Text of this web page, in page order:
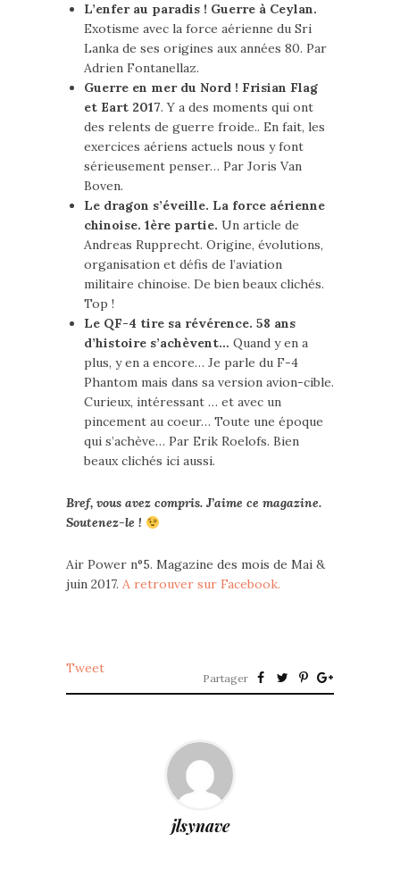
L’enfer au paradis ! Guerre à Ceylan.
Exotisme avec la force aérienne du Sri
Lanka de ses origines aux années 80. Par
Adrien Fontanellaz.
Guerre en mer du Nord ! Frisian Flag
et Eart 2017. Y a des moments qui ont
des relents de guerre froide.. En fait, les
exercices aériens actuels nous y font
sérieusement penser… Par Joris Van
Boven.
Le dragon s’éveille. La force aérienne
chinoise. 1ère partie. Un article de
Andreas Rupprecht. Origine, évolutions,
organisation et défis de l’aviation
militaire chinoise. De bien beaux clichés.
Top !
Le QF-4 tire sa révérence. 58 ans
d’histoire s’achèvent… Quand y en a
plus, y en a encore… Je parle du F-4
Phantom mais dans sa version avion-cible.
Curieux, intéressant … et avec un
pincement au coeur… Toute une époque
qui s’achève… Par Erik Roelofs. Bien
beaux clichés ici aussi.
Bref, vous avez compris. J’aime ce magazine.
Soutenez-le !
Air Power n°5. Magazine des mois de Mai &
juin 2017. A retrouver sur Facebook.
Tweet
Partager
jlsynave